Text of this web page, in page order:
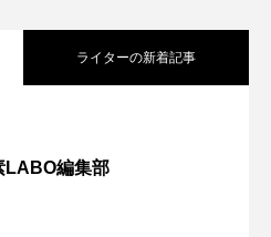
ライターの新着記事
LABO編集部